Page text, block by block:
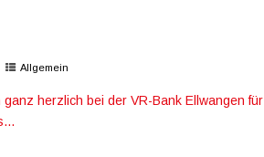
Allgemein
herzlich bei der VR-Bank Ellwangen für